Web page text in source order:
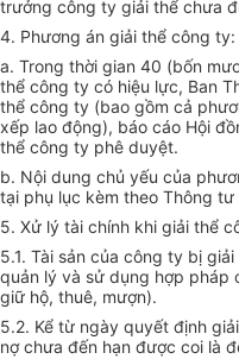
trưởng công ty giải thể chưa
4. Phương án giải thể công ty:
a. Trong thời gian 40 (bốn
thể công ty có hiệu lực, Ban
thể công ty (bao gồm cả
xếp lao động), báo cáo Hội
thể công ty phê duyệt.
b. Nội dung chủ yếu của
tại phụ lục kèm theo Thông tư
5. Xử lý tài chính khi giải thể
5.1. Tài sản của công ty bị
quản lý và sử dụng hợp pháp
giữ hộ, thuê, mượn).
5.2. Kể từ ngày quyết định
nợ chưa đến hạn được coi là